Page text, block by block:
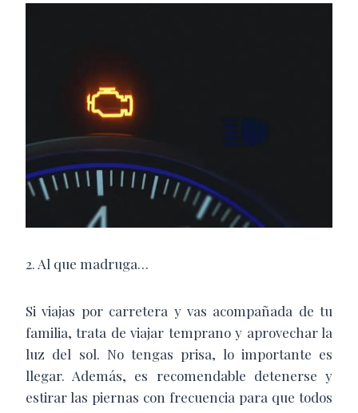
2. Al que madruga…
Si viajas por carretera y vas acompañada de tu
familia, trata de viajar temprano y aprovechar la
luz del sol. No tengas prisa, lo importante es
llegar. Además, es recomendable detenerse y
estirar las piernas con frecuencia para que todos